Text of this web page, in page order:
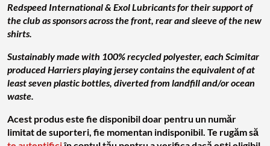
Redspeed International & Exol Lubricants for their support of
the club as sponsors across the front, rear and sleeve of the new
shirts.
Sustainably made with 100% recycled polyester, each Scimitar
produced Harriers playing jersey contains the equivalent of at
least seven plastic bottles, diverted from landfill and/or ocean
waste.
Acest produs este fie disponibil doar pentru un număr
limitat de suporteri, fie momentan indisponibil. Te rugăm să